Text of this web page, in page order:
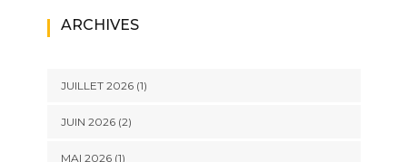
ARCHIVES
JUILLET 2026(1)
JUIN 2026(2)
MAI 2026(1)